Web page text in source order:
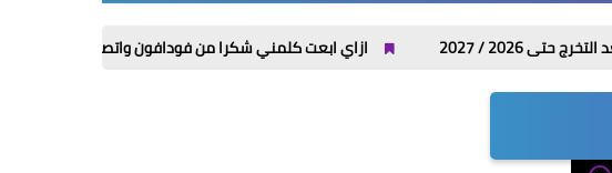
ازاي ابعت كلمني شكرا من فودافون واتصالات وأورنج و WE؟ كل الأكواد في مكان واحد